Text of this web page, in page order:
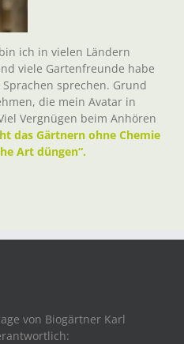
ich in vielen Ländern
viele Gartenfreunde habe
sprechen. Grund
die mein Avatar in
Vergnügen beim Anhören
das Gärtnern ohne Chemie
Art düngen“.
von Biogärtner Karl